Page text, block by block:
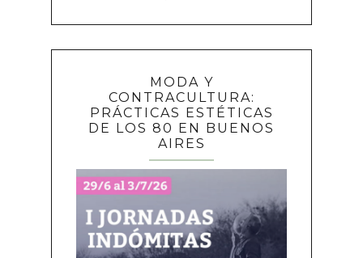
MODA Y
CONTRACULTURA:
PRÁCTICAS ESTÉTICAS
DE LOS 80 EN BUENOS
AIRES